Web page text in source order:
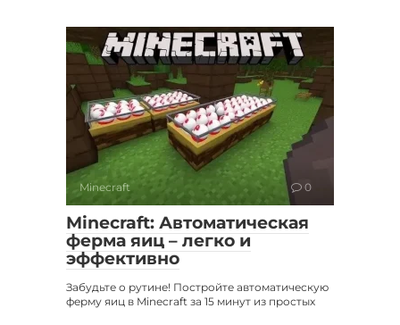
Minecraft 0
Minecraft: Автоматическая
ферма яиц – легко и
эффективно
Забудьте о рутине! Постройте автоматическую
ферму яиц в Minecraft за 15 минут из простых